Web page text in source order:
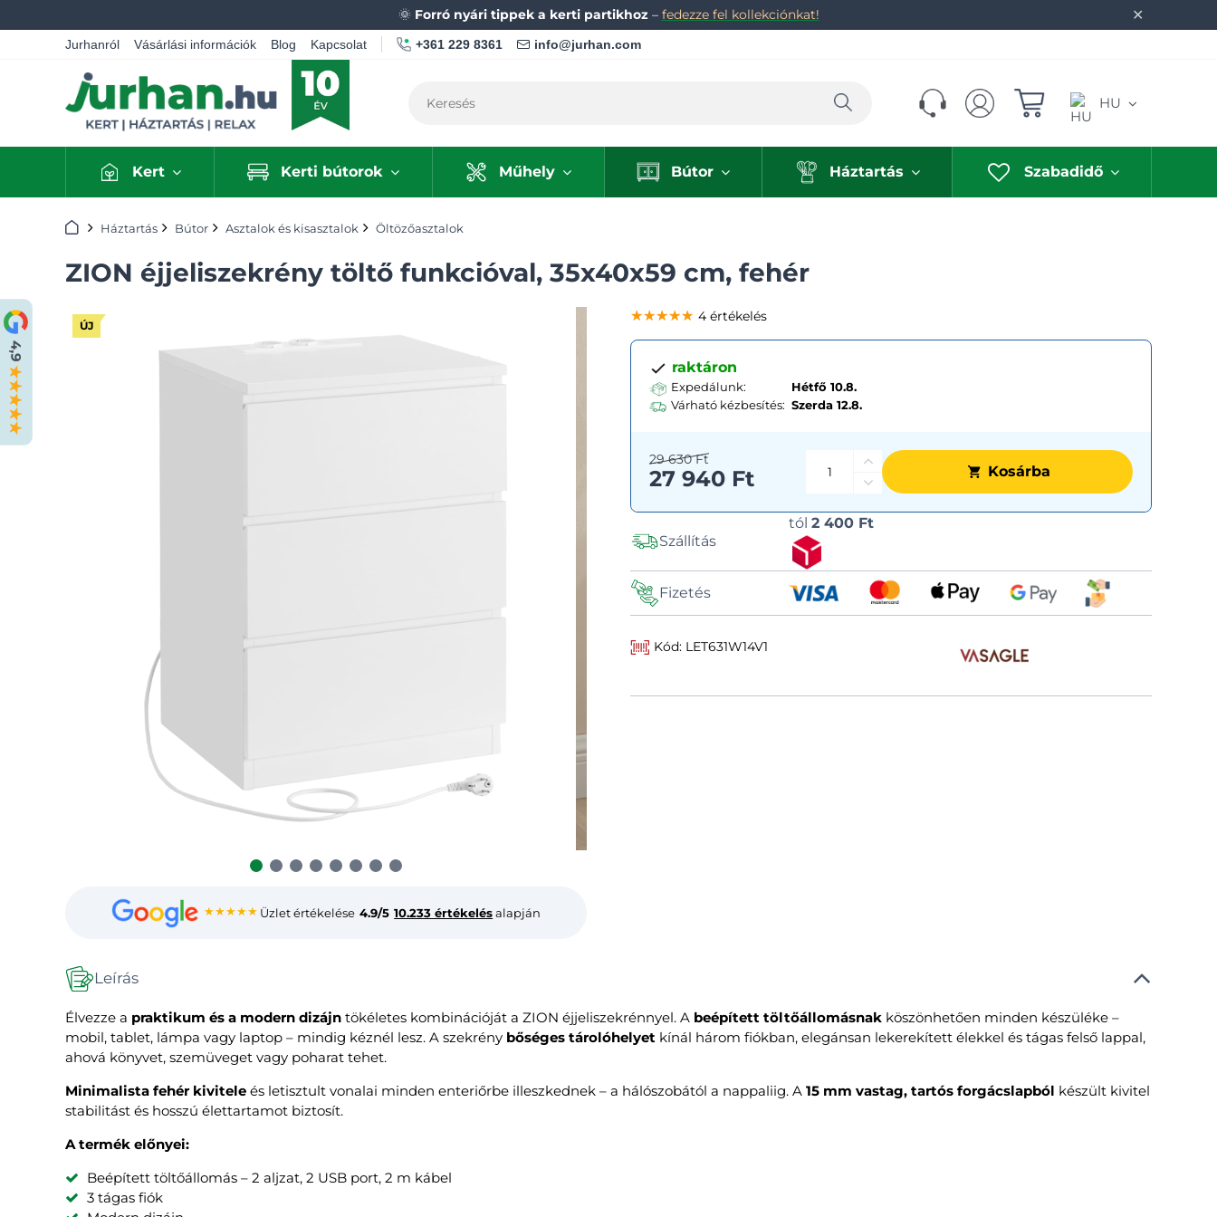
✕
🌞 Forró nyári tippek a kerti partikhoz– fedezze fel kollekciónkat!
Jurhanról Vásárlási információk Blog Kapcsolat +361 229 8361 info@jurhan.com
Keresés HU
Kert Kerti bútorok Műhely Bútor Háztartás Szabadidő
KezdőlapHáztartás Bútor Asztalok és kisasztalok Öltözőasztalok
ZION éjjeliszekrény töltő funkcióval, 35x40x59 cm, fehér
ÚJ
★★★★★ Üzlet értékelése 4.9/5 10.233 értékelésalapján
★★★★★
★★★★★
★★★★★ 4 értékelés
raktáron
Expedálunk:
Hétfő 10.8.
Várható kézbesítés: Szerda 12.8.
27 940 Ft
29 630 Ft
Kosárba
Szállítás
tól2 400 Ft
Fizetés
Kód: LET631W14V1
Leírás
Élvezze a praktikum és a modern dizájn tökéletes kombinációját a ZION éjjeliszekrénnyel. A beépített töltőállomásnak köszönhetően minden készüléke –
mobil, tablet, lámpa vagy laptop – mindig kéznél lesz. A szekrény bőséges tárolóhelyet kínál három fiókban, elegánsan lekerekített élekkel és tágas felső lappal,
ahová könyvet, szemüveget vagy poharat tehet.
Minimalista fehér kivitele és letisztult vonalai minden enteriőrbe illeszkednek – a hálószobától a nappaliig. A 15 mm vastag, tartós forgácslapból készült kivitel
stabilitást és hosszú élettartamot biztosít.
A termék előnyei:
Beépített töltőállomás – 2 aljzat, 2 USB port, 2 m kábel
3 tágas fiók